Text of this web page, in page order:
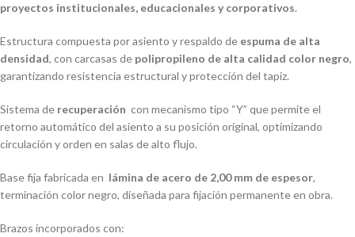
proyectos institucionales, educacionales y corporativos.
Estructura compuesta por asiento y respaldo de espuma de alta
densidad, con carcasas de polipropileno de alta calidad color negro,
garantizando resistencia estructural y protección del tapiz.
Sistema de recuperación con mecanismo tipo “Y” que permite el
retorno automático del asiento a su posición original, optimizando
circulación y orden en salas de alto flujo.
Base fija fabricada en lámina de acero de 2,00 mm de espesor,
terminación color negro, diseñada para fijación permanente en obra.
Brazos incorporados con: